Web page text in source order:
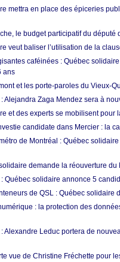
mettra en place des épiceries
le budget participatif du député
veut baliser l’utilisation de la
caféinées : Québec
ans
et les porte-paroles du Vieux-
Alejandra Zaga Mendez sera à
et des experts se mobilisent pour
candidate dans Mercier : la
de Montréal : Québec
demande la réouverture
Québec solidaire annonce 5
de QSL : Québec
: la protection des
Alexandre Leduc portera de
vue de Christine Fréchette pour